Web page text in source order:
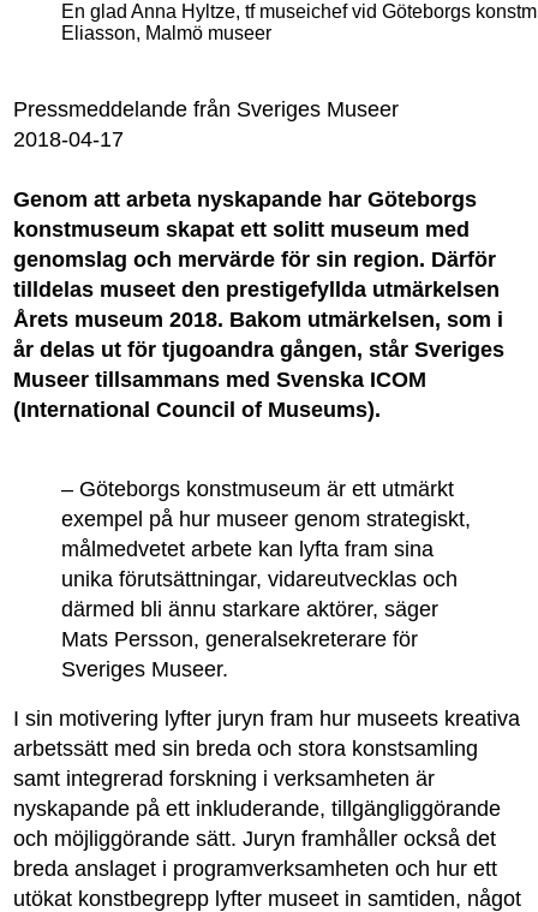
En glad Anna Hyltze, tf museichef vid Göteborgs
Eliasson, Malmö museer
Pressmeddelande från Sveriges Museer
2018-04-17
Genom att arbeta nyskapande har Göteborgs
konstmuseum skapat ett solitt museum med
genomslag och mervärde för sin region. Därför
tilldelas museet den prestigefyllda utmärkelsen
Årets museum 2018. Bakom utmärkelsen, som i
år delas ut för tjugoandra gången, står Sveriges
Museer tillsammans med Svenska ICOM
(International Council of Museums).
– Göteborgs konstmuseum är ett utmärkt
exempel på hur museer genom strategiskt,
målmedvetet arbete kan lyfta fram sina
unika förutsättningar, vidareutvecklas och
därmed bli ännu starkare aktörer, säger
Mats Persson, generalsekreterare för
Sveriges Museer.
I sin motivering lyfter juryn fram hur museets kreativa
arbetssätt med sin breda och stora konstsamling
samt integrerad forskning i verksamheten är
nyskapande på ett inkluderande, tillgängliggörande
och möjliggörande sätt. Juryn framhåller också det
breda anslaget i programverksamheten och hur ett
utökat konstbegrepp lyfter museet in samtiden, något